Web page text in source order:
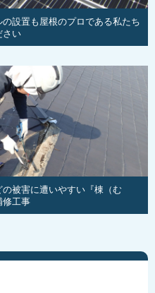
設置も屋根のプロである私たち
さい
の被害に遭いやすい『棟（む
修工事